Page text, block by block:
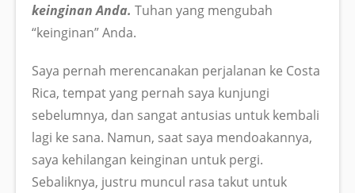
keinginan Anda. Tuhan yang mengubah
“keinginan” Anda.
Saya pernah merencanakan perjalanan ke Costa
Rica, tempat yang pernah saya kunjungi
sebelumnya, dan sangat antusias untuk kembali
lagi ke sana. Namun, saat saya mendoakannya,
saya kehilangan keinginan untuk pergi.
Sebaliknya, justru muncul rasa takut untuk